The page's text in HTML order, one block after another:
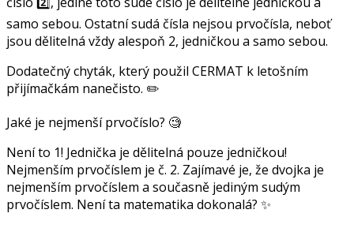
samo sebou. Ostatní sudá čísla nejsou prvočísla, neboť
jsou dělitelná vždy alespoň 2, jedničkou a samo sebou.
Dodatečný chyták, který použil CERMAT k letošním
přijímačkám nanečisto. ✏️
Jaké je nejmenší prvočíslo? 🧐
Není to 1! Jednička je dělitelná pouze jedničkou!
Nejmenším prvočíslem je č. 2. Zajímavé je, že dvojka je
nejmenším prvočíslem a současně jediným sudým
prvočíslem. Není ta matematika dokonalá? ✨